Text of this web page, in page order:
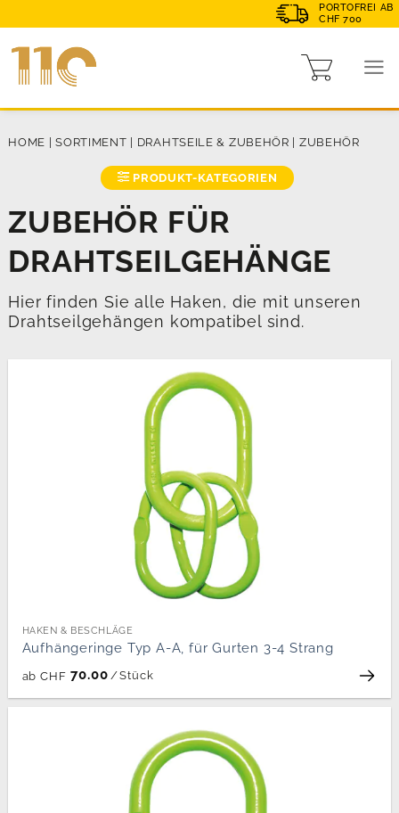
PORTOFREI AB
CHF 700
HOME |SORTIMENT | DRAHTSEILE & ZUBEHÖR | ZUBEHÖR
PRODUKT-KATEGORIEN
ZUBEHÖR FÜR
DRAHTSEILGEHÄNGE
Hier finden Sie alle Haken, die mit unseren
Drahtseilgehängen kompatibel sind.
HAKEN & BESCHLÄGE
Aufhängeringe Typ A-A, für Gurten 3-4 Strang
ab CHF 70.00 /Stück